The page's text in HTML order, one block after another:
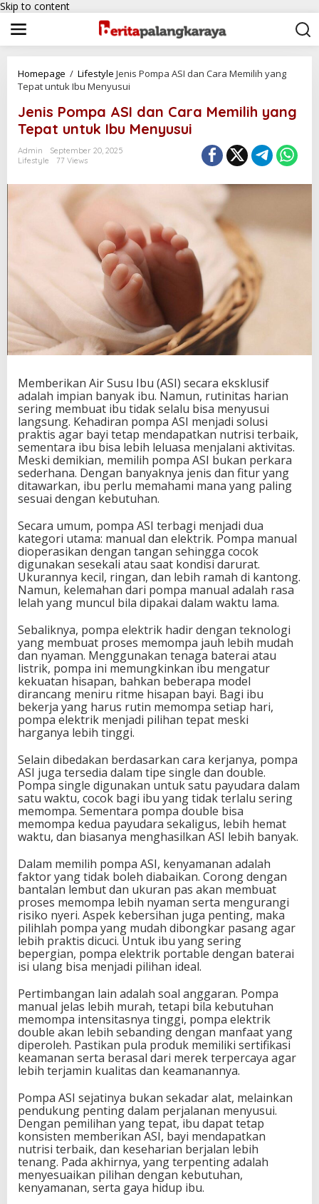
Skip to content
Homepage / Lifestyle Jenis Pompa ASI dan Cara Memilih yang
Tepat untuk Ibu Menyusui
Jenis Pompa ASI dan Cara Memilih yang
Tepat untuk Ibu Menyusui
Admin
September 20, 2025
Lifestyle
77 Views
Memberikan Air Susu Ibu (ASI) secara eksklusif
adalah impian banyak ibu. Namun, rutinitas harian
sering membuat ibu tidak selalu bisa menyusui
langsung. Kehadiran pompa ASI menjadi solusi
praktis agar bayi tetap mendapatkan nutrisi terbaik,
sementara ibu bisa lebih leluasa menjalani aktivitas.
Meski demikian, memilih pompa ASI bukan perkara
sederhana. Dengan banyaknya jenis dan fitur yang
ditawarkan, ibu perlu memahami mana yang paling
sesuai dengan kebutuhan.
Secara umum, pompa ASI terbagi menjadi dua
kategori utama: manual dan elektrik. Pompa manual
dioperasikan dengan tangan sehingga cocok
digunakan sesekali atau saat kondisi darurat.
Ukurannya kecil, ringan, dan lebih ramah di kantong.
Namun, kelemahan dari pompa manual adalah rasa
lelah yang muncul bila dipakai dalam waktu lama.
Sebaliknya, pompa elektrik hadir dengan teknologi
yang membuat proses memompa jauh lebih mudah
dan nyaman. Menggunakan tenaga baterai atau
listrik, pompa ini memungkinkan ibu mengatur
kekuatan hisapan, bahkan beberapa model
dirancang meniru ritme hisapan bayi. Bagi ibu
bekerja yang harus rutin memompa setiap hari,
pompa elektrik menjadi pilihan tepat meski
harganya lebih tinggi.
Selain dibedakan berdasarkan cara kerjanya, pompa
ASI juga tersedia dalam tipe single dan double.
Pompa single digunakan untuk satu payudara dalam
satu waktu, cocok bagi ibu yang tidak terlalu sering
memompa. Sementara pompa double bisa
memompa kedua payudara sekaligus, lebih hemat
waktu, dan biasanya menghasilkan ASI lebih banyak.
Dalam memilih pompa ASI, kenyamanan adalah
faktor yang tidak boleh diabaikan. Corong dengan
bantalan lembut dan ukuran pas akan membuat
proses memompa lebih nyaman serta mengurangi
risiko nyeri. Aspek kebersihan juga penting, maka
pilihlah pompa yang mudah dibongkar pasang agar
lebih praktis dicuci. Untuk ibu yang sering
bepergian, pompa elektrik portable dengan baterai
isi ulang bisa menjadi pilihan ideal.
Pertimbangan lain adalah soal anggaran. Pompa
manual jelas lebih murah, tetapi bila kebutuhan
memompa intensitasnya tinggi, pompa elektrik
double akan lebih sebanding dengan manfaat yang
diperoleh. Pastikan pula produk memiliki sertifikasi
keamanan serta berasal dari merek terpercaya agar
lebih terjamin kualitas dan keamanannya.
Pompa ASI sejatinya bukan sekadar alat, melainkan
pendukung penting dalam perjalanan menyusui.
Dengan pemilihan yang tepat, ibu dapat tetap
konsisten memberikan ASI, bayi mendapatkan
nutrisi terbaik, dan keseharian berjalan lebih
tenang. Pada akhirnya, yang terpenting adalah
menyesuaikan pilihan dengan kebutuhan,
kenyamanan, serta gaya hidup ibu.